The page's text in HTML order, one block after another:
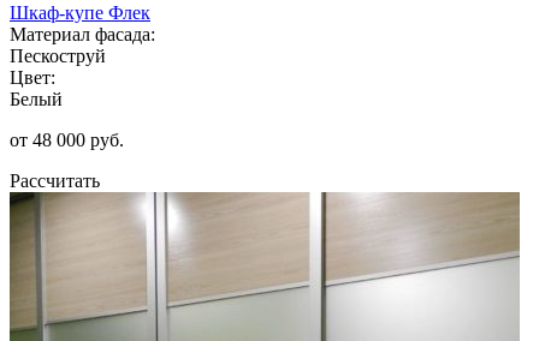
Шкаф-купе Флек
Материал фасада:
Пескоструй
Цвет:
Белый
от 48 000 руб.
Рассчитать